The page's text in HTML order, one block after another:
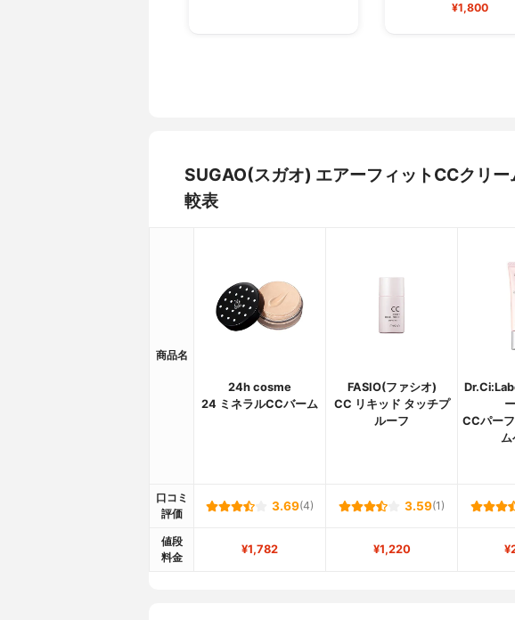
¥1,800
SUGAO(スガオ) エアーフィットCCクリ
較表
商品名
24h cosme
24 ミネラルCCバーム
FASIO(ファシオ)
CC リキッド タッチプ
ルーフ
CCパー
ム
口コミ
評価
3.69(4) 3.59(1)
値段
料金
¥1,782 ¥1,220